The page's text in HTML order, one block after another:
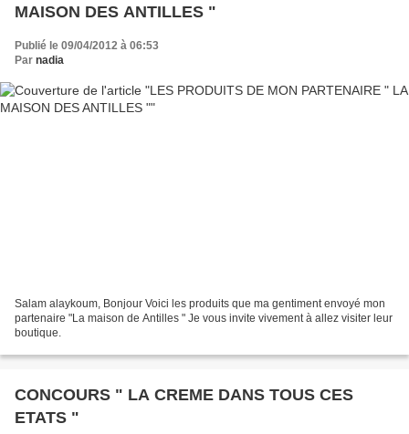
MAISON DES ANTILLES "
Publié le 09/04/2012 à 06:53
Par nadia
Salam alaykoum, Bonjour Voici les produits que ma gentiment envoyé mon
partenaire "La maison de Antilles " Je vous invite vivement à allez visiter leur
boutique.
CONCOURS " LA CREME DANS TOUS CES
ETATS "